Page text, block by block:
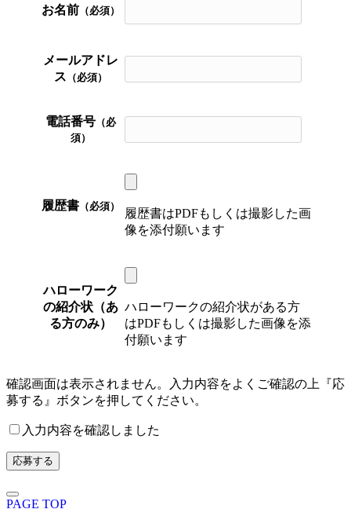
お名前 （必須）
メールアドレ
ス （必須）
電話番号 （必
須）
履歴書 （必須）
履歴書はPDFもしくは撮影した画
像を添付願います
ハローワーク
の紹介状（あ
る方のみ）
ハローワークの紹介状がある方
はPDFもしくは撮影した画像を添
付願います
確認画面は表示されません。入力内容をよくご確認の上『応
募する』ボタンを押してください。
入力内容を確認しました
PAGE TOP